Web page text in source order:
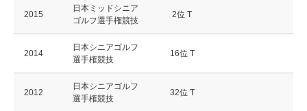
2015
日本ミッドシニア
ゴルフ選手権競技
2位 T
2014
日本シニアゴルフ
選手権競技
16位 T
2012
日本シニアゴルフ
選手権競技
32位 T